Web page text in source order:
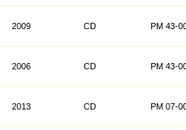
2009 CD PM 43-
2006 CD PM 43-
2013 CD PM 07-